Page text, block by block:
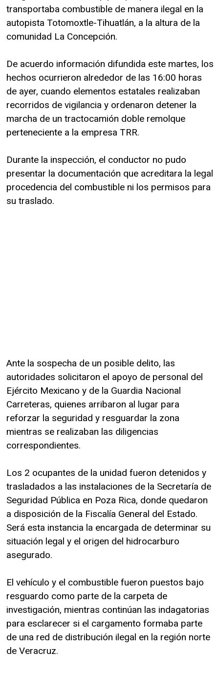
transportaba combustible de manera ilegal en la
autopista Totomoxtle-Tihuatlán, a la altura de la
comunidad La Concepción.
De acuerdo información difundida este martes, los
hechos ocurrieron alrededor de las 16:00 horas
de ayer, cuando elementos estatales realizaban
recorridos de vigilancia y ordenaron detener la
marcha de un tractocamión doble remolque
perteneciente a la empresa TRR.
Durante la inspección, el conductor no pudo
presentar la documentación que acreditara la legal
procedencia del combustible ni los permisos para
su traslado.
Ante la sospecha de un posible delito, las
autoridades solicitaron el apoyo de personal del
Ejército Mexicano y de la Guardia Nacional
Carreteras, quienes arribaron al lugar para
reforzar la seguridad y resguardar la zona
mientras se realizaban las diligencias
correspondientes.
Los 2 ocupantes de la unidad fueron detenidos y
trasladados a las instalaciones de la Secretaría de
Seguridad Pública en Poza Rica, donde quedaron
a disposición de la Fiscalía General del Estado.
Será esta instancia la encargada de determinar su
situación legal y el origen del hidrocarburo
asegurado.
El vehículo y el combustible fueron puestos bajo
resguardo como parte de la carpeta de
investigación, mientras continúan las indagatorias
para esclarecer si el cargamento formaba parte
de una red de distribución ilegal en la región norte
de Veracruz.